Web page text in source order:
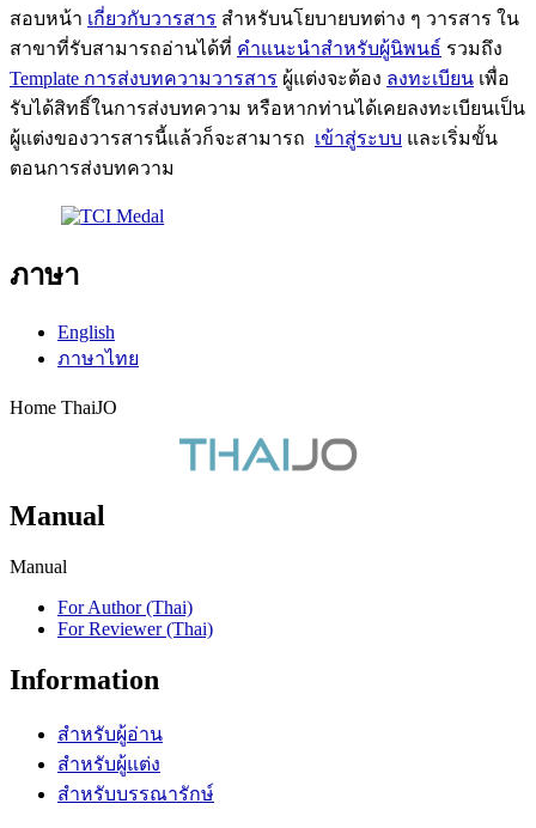
สอบหน้า เกี่ยวกับวารสาร สำหรับนโยบายบทต่าง ๆ วารสาร ใน
สาขาที่รับสามารถอ่านได้ที่ คำแนะนำสำหรับผู้นิพนธ์ รวมถึง
Template การส่งบทความวารสาร ผู้แต่งจะต้อง ลงทะเบียน เพื่อ
รับได้สิทธิ์ในการส่งบทความ หรือหากท่านได้เคยลงทะเบียนเป็น
ผู้แต่งของวารสารนี้แล้วก็จะสามารถ เข้าสู่ระบบ และเริ่มขั้น
ตอนการส่งบทความ
ภาษา
English
ภาษาไทย
Home ThaiJO
Manual
Manual
For Author (Thai)
For Reviewer (Thai)
Information
สำหรับผู้อ่าน
สำหรับผู้แต่ง
สำหรับบรรณารักษ์